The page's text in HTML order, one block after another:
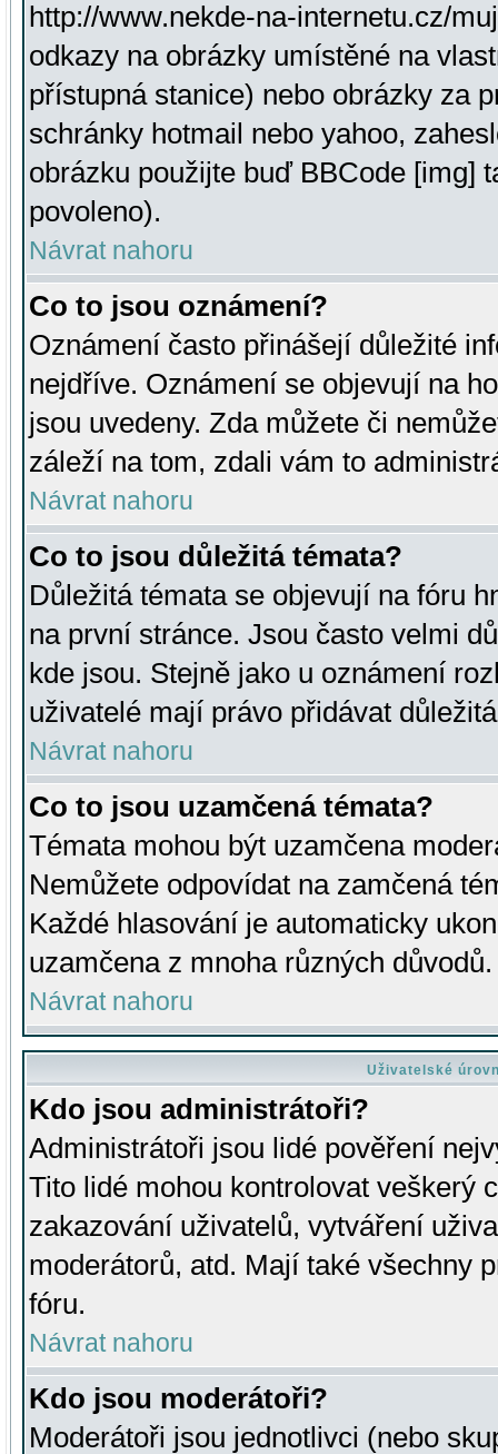
http://www.nekde-na-internetu.cz/
odkazy na obrázky umístěné na
přístupná stanice) nebo obrázky za
schránky hotmail nebo yahoo,
obrázku použijte buď BBCode [img]
povoleno).
Návrat nahoru
Co to jsou oznámení?
Oznámení často přinášejí důležité
nejdříve. Oznámení se objevují na
jsou uvedeny. Zda můžete či
záleží na tom, zdali vám to
Návrat nahoru
Co to jsou důležitá témata?
Důležitá témata se objevují na fóru
na první stránce. Jsou často velmi
kde jsou. Stejně jako u oznámení
uživatelé mají právo přidávat
Návrat nahoru
Co to jsou uzamčená témata?
Témata mohou být uzamčena
Nemůžete odpovídat na zamčená
Každé hlasování je automaticky
uzamčena z mnoha různých důvodů.
Návrat nahoru
Uživatelské
Kdo jsou administrátoři?
Administrátoři jsou lidé pověření
Tito lidé mohou kontrolovat veškerý
zakazování uživatelů, vytváření
moderátorů, atd. Mají také všechny
fóru.
Návrat nahoru
Kdo jsou moderátoři?
Moderátoři jsou jednotlivci (nebo